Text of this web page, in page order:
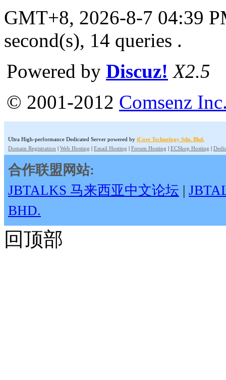
GMT+8, 2026-8-7 04:39
second(s), 14 queries .
Powered by Discuz! X2.5
© 2001-2012 Comsenz
Ultra High-performance Dedicated Server powered by iCore Technology Sdn. Bhd.
Domain Registration | Web Hosting | Email Hosting | Forum Hosting | ECShop Hosting |
合作联盟网站:
JBTALKS 马来西亚中文论坛 |
BHD.
回顶部